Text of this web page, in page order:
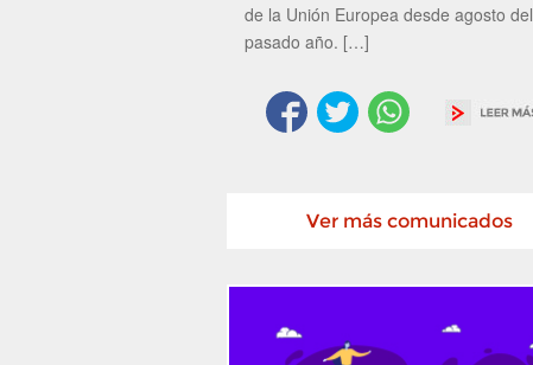
de la Unión Europea desde agosto del
pasado año. […]
Ver más comunicados